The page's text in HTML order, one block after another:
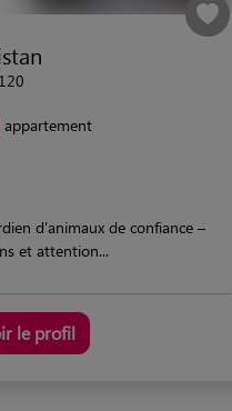
appartement
d'animaux de confiance –
et attention...
le profil